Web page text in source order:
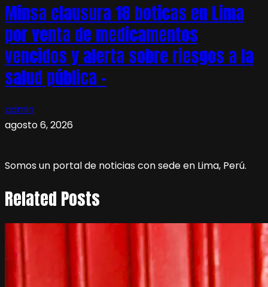
Minsa clausura 18 boticas en Lima
por venta de medicamentos
vencidos y alerta sobre riesgos a la
salud pública –
admin
agosto 6, 2026
Somos un portal de noticias con sede en Lima, Perú.
Related Posts